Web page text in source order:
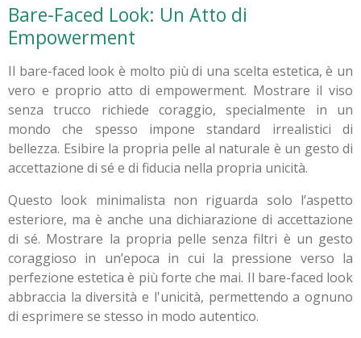
Bare-Faced Look: Un Atto di
Empowerment
Il bare-faced look è molto più di una scelta estetica, è un
vero e proprio atto di empowerment. Mostrare il viso
senza trucco richiede coraggio, specialmente in un
mondo che spesso impone standard irrealistici di
bellezza. Esibire la propria pelle al naturale è un gesto di
accettazione di sé e di fiducia nella propria unicità.
Questo look minimalista non riguarda solo l’aspetto
esteriore, ma è anche una dichiarazione di accettazione
di sé. Mostrare la propria pelle senza filtri è un gesto
coraggioso in un’epoca in cui la pressione verso la
perfezione estetica è più forte che mai. Il bare-faced look
abbraccia la diversità e l'unicità, permettendo a ognuno
di esprimere se stesso in modo autentico.